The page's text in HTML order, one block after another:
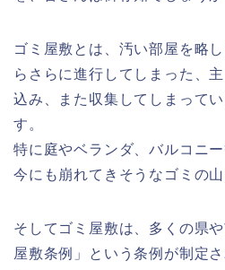
ゴミ屋敷とは、汚い部屋を略
らさらに進行してしまった、
込み、また収集してしまって
す。
特に庭やベランダ、バルコニ
今にも崩れてきそうなゴミの山
そしてゴミ屋敷は、多くの県
屋敷条例」という条例が制定